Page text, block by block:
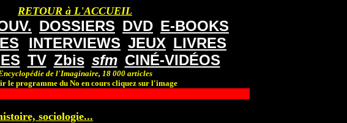
RETOUR à L'ACCUEIL
DOSSIERS DVD E-BOOKS
INTERVIEWS JEUX LIVRES
TV Zbis sfm CINÉ-VIDÉOS
de l'Imaginaire, 18 000 articles
le programme du No en cours cliquez sur l'image
sociologie...